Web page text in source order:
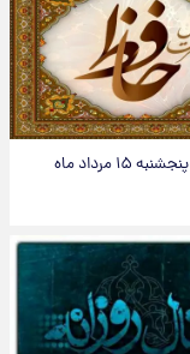
فال حافظ پنجشنبه ۱۵ مرداد ماه